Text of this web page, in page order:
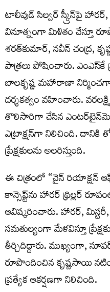
టాలీవుడ్ సిల్వర్ స్క్రీన్‌పై
వినూత్నంగా మిళితం చేస్తూ
శరత్‌కుమార్, నవీన్ చంద్ర,
పాత్రలు పోషించారు. ఎంఎస్‌కే
బాలకృష్ణ మహారాణా
దర్శకత్వం వహించారు.
తొలిసారిగా చేసిన
ఎట్రాక్ష‌న్‌గా నిలిచింది. దానికి
ప్రేక్ష‌కుల‌ను అల‌రిస్తుంది.
ఈ చిత్రంలో “చైన్ రియాక్షన్
కాన్సెప్ట్‌ను హారర్ థ్రిల్లర్
ఆవిష్కరించారు. హారర్,
సమతుల్యంగా మేళవిస్తూ
తీర్చిదిద్దారు. ముఖ్యంగా,
రూపొందించిన కృష్ణసాయి
ప్రత్యేక ఆకర్షణగా నిలిచింది.